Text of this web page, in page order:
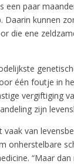
een paar
Daarin kunnen
die ene
één foutje in
vergiftiging
zijn
vaak van
onherstelbare
“Maar